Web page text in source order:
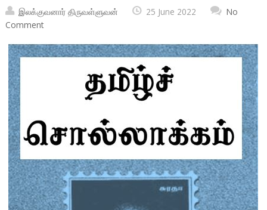
இலக்குவனார் திருவள்ளுவன் 25 June 2022
No
Comment